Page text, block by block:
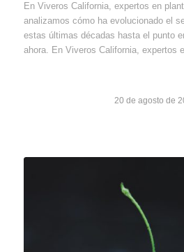
En Viveros California, expertos en
analizamos cómo ha evolucionado el
estas últimas décadas hasta el punto
ahora. En Viveros California, expertos
20 de agosto de